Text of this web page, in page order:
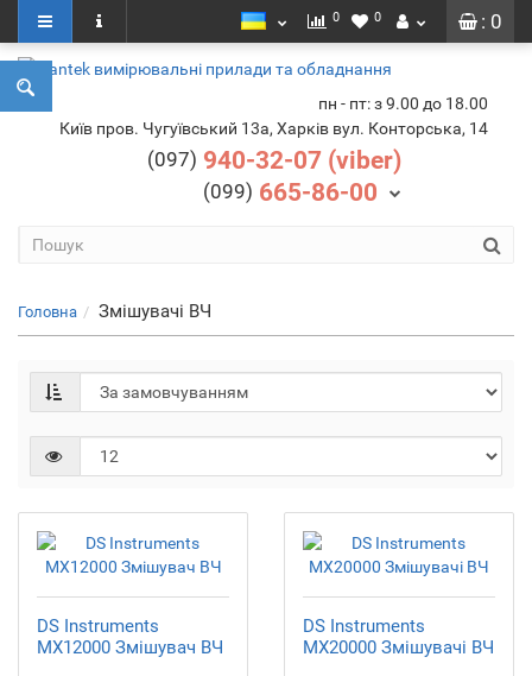
: 0
0 0
пн - пт: з 9.00 до 18.00
Київ пров. Чугуївський 13а, Харків вул. Конторська, 14
(097) 940-32-07 (viber)
(099) 665-86-00
Головна Змішувачі ВЧ
DS Instruments
MX12000 Змішувач ВЧ
DS Instruments
MX20000 Змішувачі ВЧ